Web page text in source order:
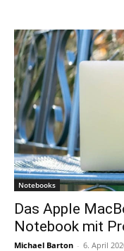
Notebooks
Das Apple
Notebook mit
Michael Barton - 6. April